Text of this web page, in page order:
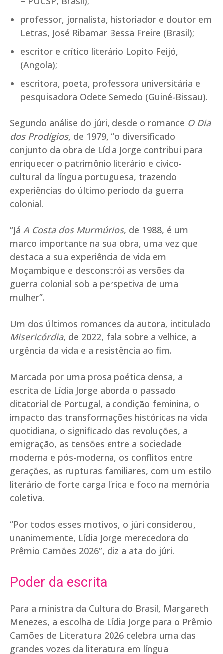
professor, jornalista, historiador e doutor em
Letras, José Ribamar Bessa Freire (Brasil);
escritor e crítico literário Lopito Feijó,
(Angola);
escritora, poeta, professora universitária e
pesquisadora Odete Semedo (Guiné-Bissau).
Segundo análise do júri, desde o romance O Dia
dos Prodígios, de 1979, “o diversificado
conjunto da obra de Lídia Jorge contribui para
enriquecer o patrimônio literário e cívico-
cultural da língua portuguesa, trazendo
experiências do último período da guerra
colonial.
“Já A Costa dos Murmúrios, de 1988, é um
marco importante na sua obra, uma vez que
destaca a sua experiência de vida em
Moçambique e desconstrói as versões da
guerra colonial sob a perspetiva de uma
mulher”.
Um dos últimos romances da autora, intitulado
Misericórdia, de 2022, fala sobre a velhice, a
urgência da vida e a resistência ao fim.
Marcada por uma prosa poética densa, a
escrita de Lídia Jorge aborda o passado
ditatorial de Portugal, a condição feminina, o
impacto das transformações históricas na vida
quotidiana, o significado das revoluções, a
emigração, as tensões entre a sociedade
moderna e pós-moderna, os conflitos entre
gerações, as rupturas familiares, com um estilo
literário de forte carga lírica e foco na memória
coletiva.
“Por todos esses motivos, o júri considerou,
unanimemente, Lídia Jorge merecedora do
Prêmio Camões 2026”, diz a ata do júri.
Poder da escrita
Para a ministra da Cultura do Brasil, Margareth
Menezes, a escolha de Lídia Jorge para o Prêmio
Camões de Literatura 2026 celebra uma das
grandes vozes da literatura em língua